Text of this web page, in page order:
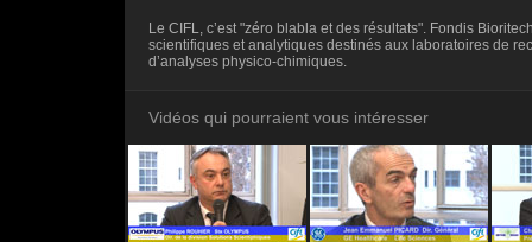
frameborder="0"></iframe>
Le CIFL, c’est "zéro blabla et des résultats". Fondis
scientifiques et analytiques destinés aux laboratoires de
d’analyses physico-chimiques.
Vidéos qui pourraient vous intéresser